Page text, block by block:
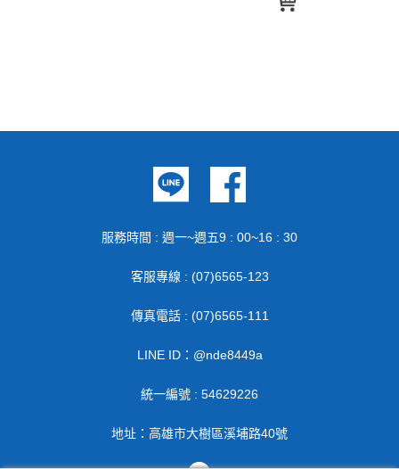
服務時間 : 週一~週五9 : 00~16 : 30
客服專線 : (07)6565-123
傳真電話 : (07)6565-111
LINE ID：@nde8449a
統一編號 : 54629226
地址：高雄市大樹區溪埔路40號